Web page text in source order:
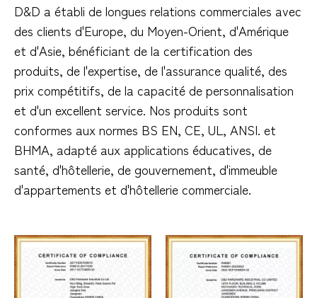
D&D a établi de longues relations commerciales avec
des clients d'Europe, du Moyen-Orient, d'Amérique
et d'Asie, bénéficiant de la certification des
produits, de l'expertise, de l'assurance qualité, des
prix compétitifs, de la capacité de personnalisation
et d'un excellent service. Nos produits sont
conformes aux normes BS EN, CE, UL, ANSI. et
BHMA, adapté aux applications éducatives, de
santé, d'hôtellerie, de gouvernement, d'immeuble
d'appartements et d'hôtellerie commerciale.